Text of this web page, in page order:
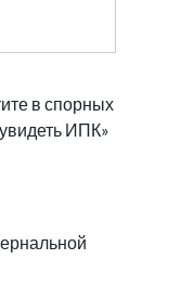
в спорных
ИПК»